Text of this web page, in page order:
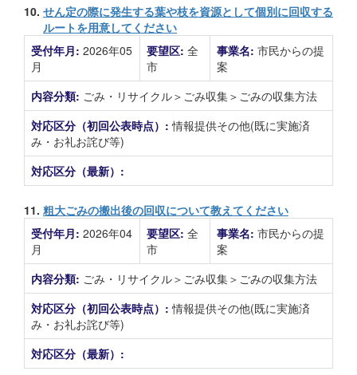
10. せん定の際に発生する葉や枝を資源として個別に回収する
ルートを用意してください
受付年月: 2026年05
月
要望区: 全
市
事業名: 市民からの提
案
内容分類: ごみ・リサイクル＞ごみ収集＞ごみの収集方法
対応区分（初回公表時点）:情報提供その他(既に実施済
み・お礼お詫び等)
対応区分（最新）:
11. 粗大ごみの搬出後の回収について教えてください
受付年月: 2026年04
月
要望区: 全
市
事業名: 市民からの提
案
内容分類: ごみ・リサイクル＞ごみ収集＞ごみの収集方法
対応区分（初回公表時点）:情報提供その他(既に実施済
み・お礼お詫び等)
対応区分（最新）: